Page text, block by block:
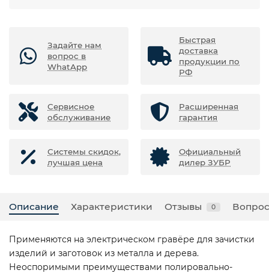
Задайте нам
вопрос в
WhatApp
Быстрая
доставка
продукции по
РФ
Сервисное
обслуживание
Расширенная
гарантия
Системы скидок,
лучшая цена
Официальный
дилер ЗУБР
Описание Характеристики Отзывы 0
Применяются на электрическом гравёре для зачистки
изделий и заготовок из металла и дерева.
Неоспоримыми преимуществами полировально-